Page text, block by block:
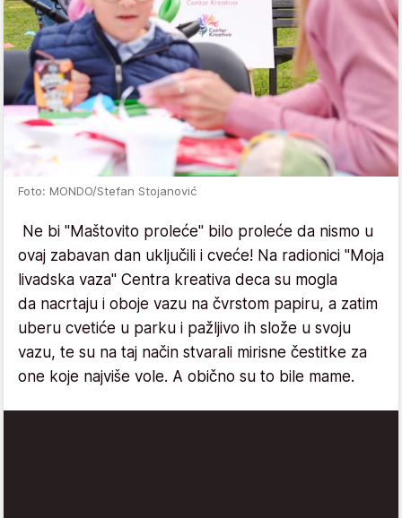
Foto: MONDO/Stefan Stojanović
Ne bi "Maštovito proleće" bilo proleće da nismo u
ovaj zabavan dan uključili i cveće! Na radionici "Moja
livadska vaza" Centra kreativa deca su mogla
da nacrtaju i oboje vazu na čvrstom papiru, a zatim
uberu cvetiće u parku i pažljivo ih slože u svoju
vazu, te su na taj način stvarali mirisne čestitke za
one koje najviše vole. A obično su to bile mame.